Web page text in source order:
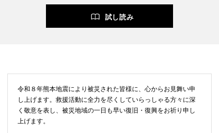
試し読み
令和８年熊本地震により被災された皆様に、心からお見舞い申
し上げます。救援活動に全力を尽くしていらっしゃる方々に深
く敬意を表し、被災地域の一日も早い復旧・復興をお祈り申し
上げます。